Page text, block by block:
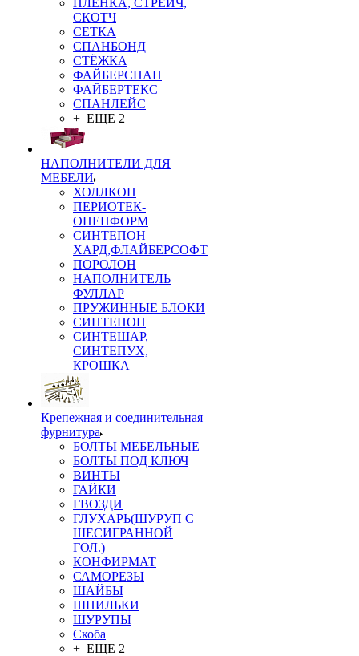
ПЛЁНКА, СТРЕЙЧ,
СКОТЧ
СЕТКА
СПАНБОНД
СТЁЖКА
ФАЙБЕРСПАН
ФАЙБЕРТЕКС
СПАНЛЕЙС
+ ЕЩЕ 2
НАПОЛНИТЕЛИ ДЛЯ
МЕБЕЛИ
ХОЛЛКОН
ПЕРИОТЕК-
ОПЕНФОРМ
СИНТЕПОН
ХАРД,ФЛАЙБЕРСОФТ
ПОРОЛОН
НАПОЛНИТЕЛЬ
ФУЛЛАР
ПРУЖИННЫЕ БЛОКИ
СИНТЕПОН
СИНТЕШАР,
СИНТЕПУХ,
КРОШКА
Крепежная и соединительная
фурнитура
БОЛТЫ МЕБЕЛЬНЫЕ
БОЛТЫ ПОД КЛЮЧ
ВИНТЫ
ГАЙКИ
ГВОЗДИ
ГЛУХАРЬ(ШУРУП С
ШЕСИГРАННОЙ
ГОЛ.)
КОНФИРМАТ
САМОРЕЗЫ
ШАЙБЫ
ШПИЛЬКИ
ШУРУПЫ
Скоба
+ ЕЩЕ 2